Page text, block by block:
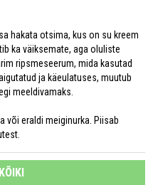
hakata otsima, kus on su kreem
ka väiksemate, aga oluliste
ripsmeseerum, mida kasutad
ja käeulatuses, muutub
meeldivamaks.
või eraldi meiginurka. Piisab